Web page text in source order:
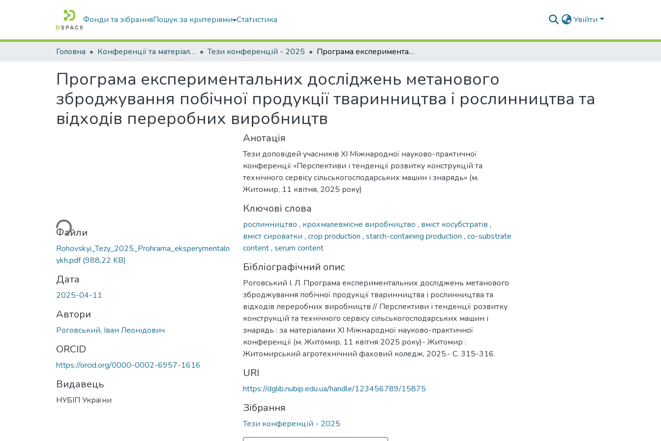
Фонди та зібранняПошук за критеріями Статистика Увійти
Головна Конференції та матеріали конференцій Тези конференцій - 2025 Програма експериментальних досліджень метанового зброджування побічної продукції тваринництва і рослинництва та відходів переробних виробництв
Програма експериментальних досліджень метанового
зброджування побічної продукції тваринництва і рослинництва та
відходів переробних виробництв
Вантажиться...
Файли
Rohovskyi_Tezy_2025_Prohrama_eksperymentaln
ykh.pdf(988,22 KB)
Дата
2025-04-11
Автори
Роговський, Іван Леонідович
ORCID
https://orcid.org/0000-0002-6957-1616
Видавець
НУБІП України
Анотація
Тези доповідей учасників XI Міжнародної науково-практичної
конференції «Перспективи і тенденції розвитку конструкцій та
технічного сервісу сільськогосподарських машин і знарядь» (м.
Житомир, 11 квітня, 2025 року)
Ключові слова
рослинництво , крохмалевмісне виробництво , вміст косубстратів ,
вміст сироватки , crop production , starch-containing production , co-substrate
content, serum content
Бібліографічний опис
Роговський І. Л. Програма експериментальних досліджень метанового
зброджування побічної продукції тваринництва і рослинництва та
відходів переробних виробництв // Перспективи і тенденції розвитку
конструкцій та технічного сервісу сільськогосподарських машин і
знарядь : за матеріалами XI Міжнародної науково-практичної
конференції (м. Житомир, 11 квітня 2025 року)- Житомир :
Житомирський агротехнічний фаховий коледж, 2025.- С. 315-316.
URI
https://dglib.nubip.edu.ua/handle/123456789/15875
Зібрання
Тези конференцій - 2025